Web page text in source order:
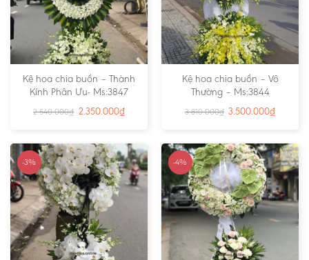
Kệ hoa chia buồn – Thành
Kính Phân Ưu- Ms:3847
2.540.000₫ 2.350.000₫
Kệ hoa chia buồn – Vô
Thường – Ms:3844
3.810.000₫ 3.500.000₫
-3% -4%